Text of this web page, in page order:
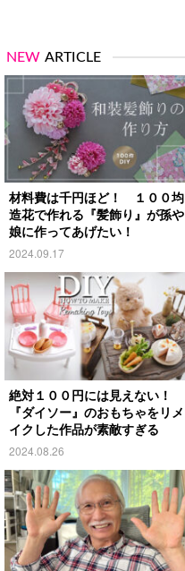
NEW ARTICLE
材料費は千円ほど！ １００均
造花で作れる『髪飾り』が孫や
娘に作ってあげたい！
2024.09.17
絶対１００円には見えない！
『ダイソー』のおもちゃをリメ
イクした作品が素敵すぎる
2024.08.26